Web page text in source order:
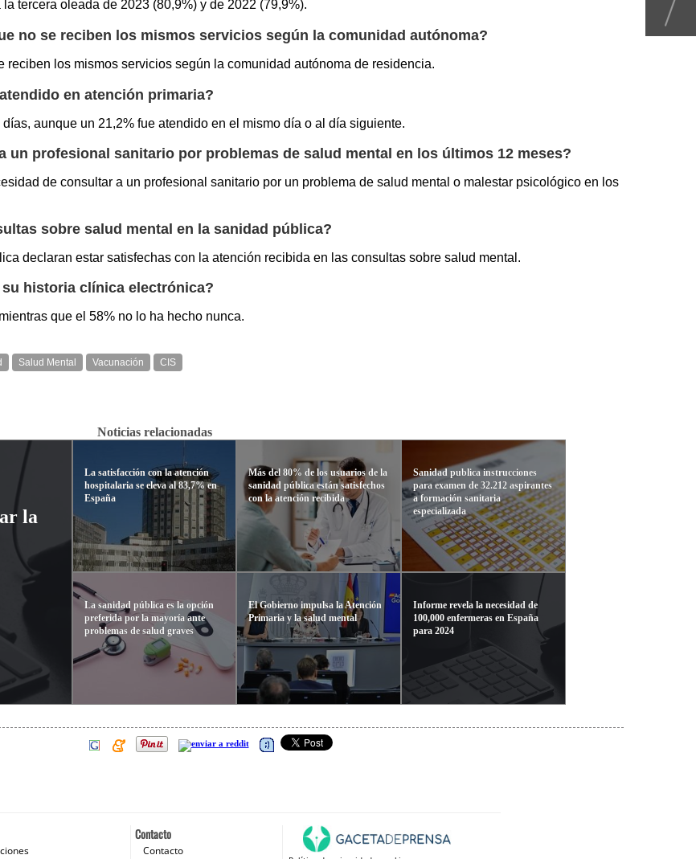
tercera oleada de 2023 (80,9%) y de 2022 (79,9%).
no se reciben los mismos servicios según la comunidad autónoma?
los mismos servicios según la comunidad autónoma de residencia.
en atención primaria?
aunque un 21,2% fue atendido en el mismo día o al día siguiente.
un profesional sanitario por problemas de salud mental en los últimos 12 meses?
de consultar a un profesional sanitario por un problema de salud mental o malestar psicológico en los
sobre salud mental en la sanidad pública?
declaran estar satisfechas con la atención recibida en las consultas sobre salud mental.
historia clínica electrónica?
que el 58% no lo ha hecho nunca.
Salud Mental Vacunación CIS
Noticias relacionadas
la
La satisfacción con la atención
hospitalaria se eleva al 83,7% en
España
La sanidad pública es la opción
preferida por la mayoría ante
problemas de salud graves
Más del 80% de los usuarios de la
sanidad pública están satisfechos
con la atención recibida
El Gobierno impulsa la Atención
Primaria y la salud mental
Sanidad publica instrucciones
para examen de 32.212 aspirantes
a formación sanitaria
especializada
Informe revela la necesidad de
100,000 enfermeras en España
para 2024
Contacto
Contacto